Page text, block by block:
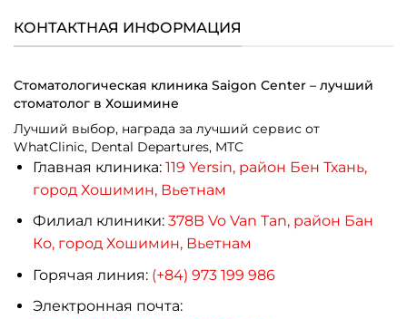
КОНТАКТНАЯ ИНФОРМАЦИЯ
Стоматологическая клиника Saigon Center – лучший
стоматолог в Хошимине
Лучший выбор, награда за лучший сервис от
WhatClinic, Dental Departures, MTC
Главная клиника: 119 Yersin, район Бен Тхань,
город Хошимин, Вьетнам
Филиал клиники: 378B Vo Van Tan, район Бан
Ко, город Хошимин, Вьетнам
Горячая линия: (+84) 973 199 986
Электронная почта: